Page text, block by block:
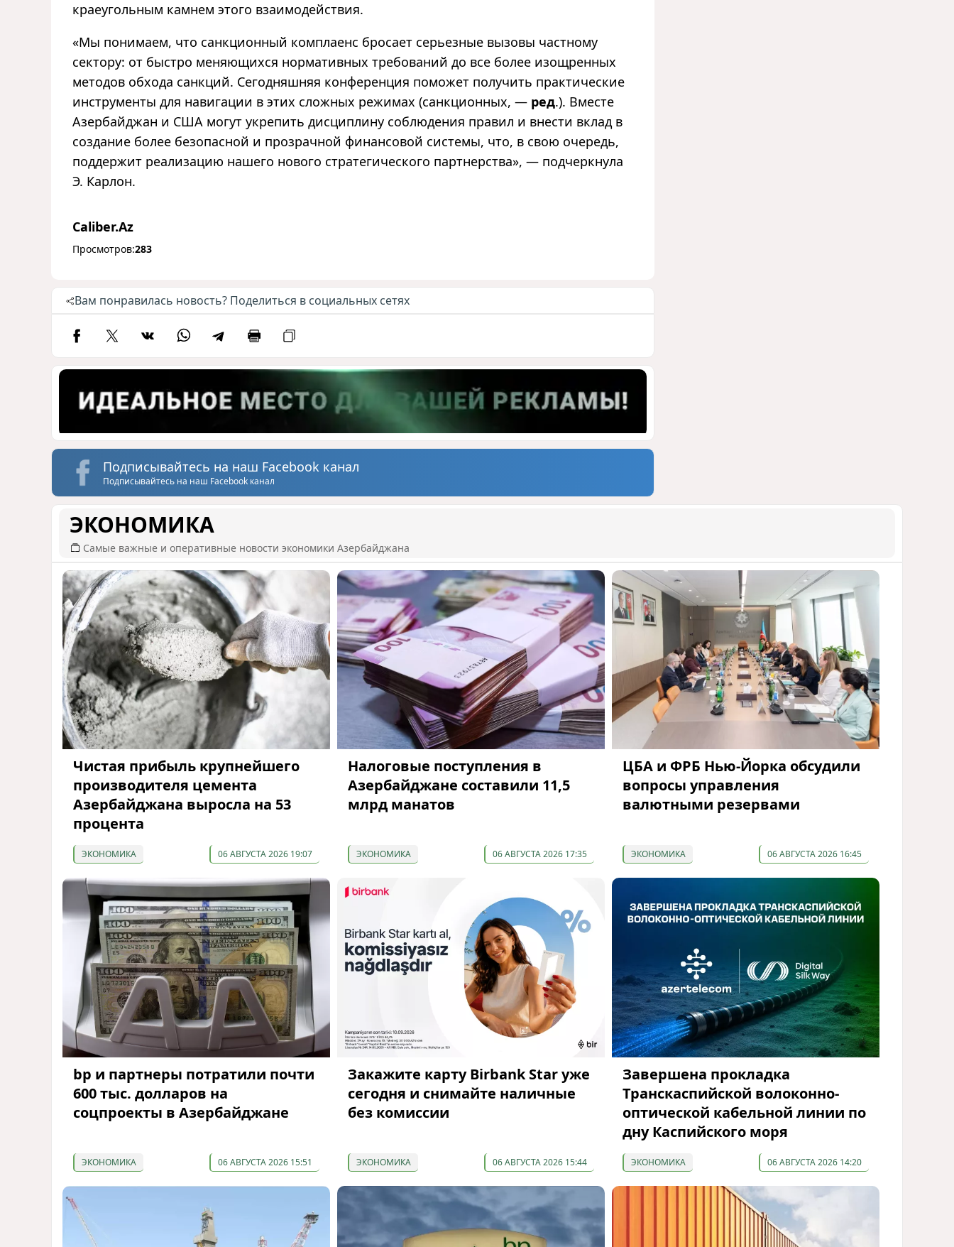
краеугольным камнем этого взаимодействия.
«Мы понимаем, что санкционный комплаенс бросает серьезные вызовы частному
сектору: от быстро меняющихся нормативных требований до все более изощренных
методов обхода санкций. Сегодняшняя конференция поможет получить практические
инструменты для навигации в этих сложных режимах (санкционных, — ред.). Вместе
Азербайджан и США могут укрепить дисциплину соблюдения правил и внести вклад в
создание более безопасной и прозрачной финансовой системы, что, в свою очередь,
поддержит реализацию нашего нового стратегического партнерства», — подчеркнула
Э. Карлон.
Caliber.Az
Просмотров:283
Вам понравилась новость? Поделиться в социальных сетях
Подписывайтесь на наш Facebook канал
Подписывайтесь на наш Facebook канал
ЭКОНОМИКА
Самые важные и оперативные новости экономики Азербайджана
Чистая прибыль крупнейшего
производителя цемента
Азербайджана выросла на 53
процента
ЭКОНОМИКА 06 АВГУСТА 2026 19:07
Налоговые поступления в
Азербайджане составили 11,5
млрд манатов
ЭКОНОМИКА 06 АВГУСТА 2026 17:35
ЦБА и ФРБ Нью-Йорка обсудили
вопросы управления
валютными резервами
ЭКОНОМИКА 06 АВГУСТА 2026 16:45
bp и партнеры потратили почти
600 тыс. долларов на
соцпроекты в Азербайджане
ЭКОНОМИКА 06 АВГУСТА 2026 15:51
Закажите карту Birbank Star уже
сегодня и снимайте наличные
без комиссии
ЭКОНОМИКА 06 АВГУСТА 2026 15:44
Завершена прокладка
Транскаспийской волоконно-
оптической кабельной линии по
дну Каспийского моря
ЭКОНОМИКА 06 АВГУСТА 2026 14:20